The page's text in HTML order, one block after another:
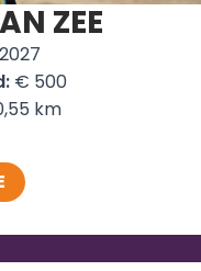
ZEE
€ 500
km